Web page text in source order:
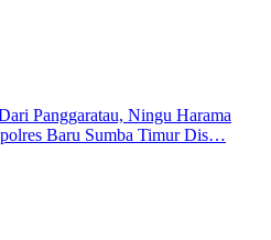
Panggaratau, Ningu Harama
Baru Sumba Timur Dis…